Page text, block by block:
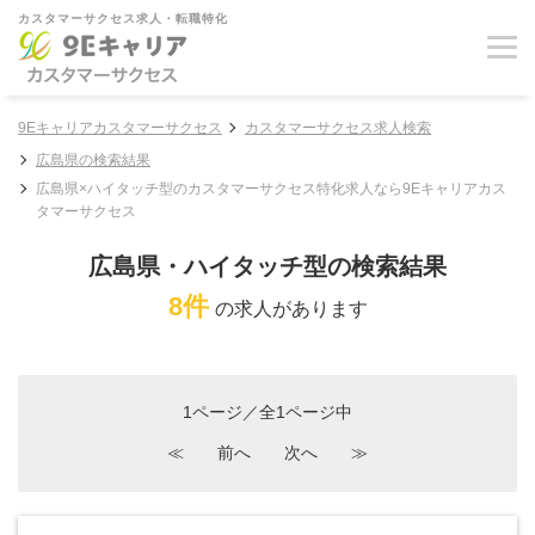
カスタマーサクセス求人・転職特化
9Eキャリアカスタマーサクセス
カスタマーサクセス求人検索
広島県の検索結果
広島県×ハイタッチ型のカスタマーサクセス特化求人なら9Eキャリアカス
タマーサクセス
広島県・ハイタッチ型の検索結果
8件 の求人があります
1ページ／全1ページ中
≪ 前へ 次へ ≫